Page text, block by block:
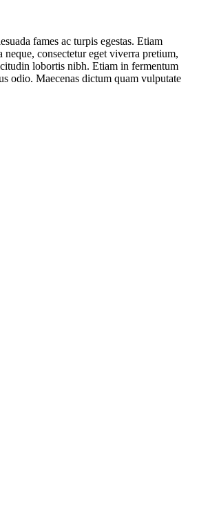
fames ac turpis egestas. Etiam
consectetur eget viverra pretium,
lobortis nibh. Etiam in fermentum
odio. Maecenas dictum quam vulputate